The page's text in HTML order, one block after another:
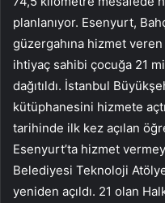
planlanıyor. Esenyurt,
güzergahına hizmet veren
ihtiyaç sahibi çocuğa 21
dağıtıldı. İstanbul
kütüphanesini hizmete
tarihinde ilk kez açılan
Esenyurt’ta hizmet
Belediyesi Teknoloji
yeniden açıldı. 21 olan